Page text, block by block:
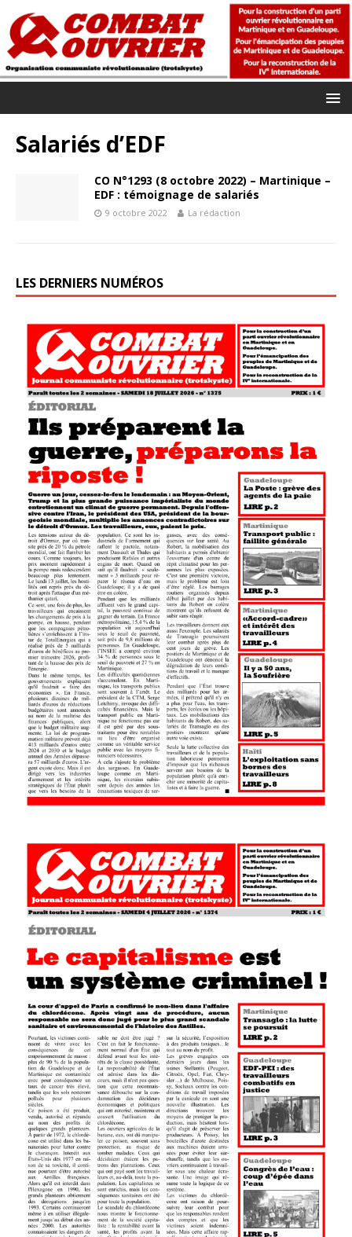
Salariés d’EDF
CO N°1293 (8 octobre 2022) – Martinique –
EDF : témoignage de salariés
9 octobre 2022 La rédaction
LES DERNIERS NUMÉROS